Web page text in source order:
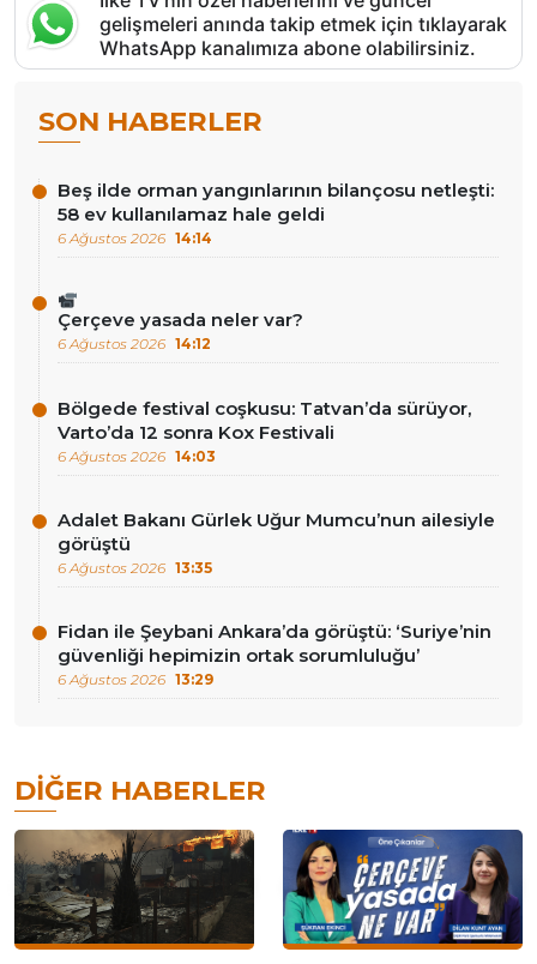
gelişmeleri anında takip etmek için tıklayarak
WhatsApp kanalımıza abone olabilirsiniz.
SON HABERLER
Beş ilde orman yangınlarının bilançosu netleşti:
58 ev kullanılamaz hale geldi
6 Ağustos 2026 14:14
Çerçeve yasada neler var?
6 Ağustos 2026 14:12
Bölgede festival coşkusu: Tatvan’da sürüyor,
Varto’da 12 sonra Kox Festivali
6 Ağustos 2026 14:03
Adalet Bakanı Gürlek Uğur Mumcu’nun ailesiyle
görüştü
6 Ağustos 2026 13:35
Fidan ile Şeybani Ankara’da görüştü: ‘Suriye’nin
güvenliği hepimizin ortak sorumluluğu’
6 Ağustos 2026 13:29
DIĞER HABERLER